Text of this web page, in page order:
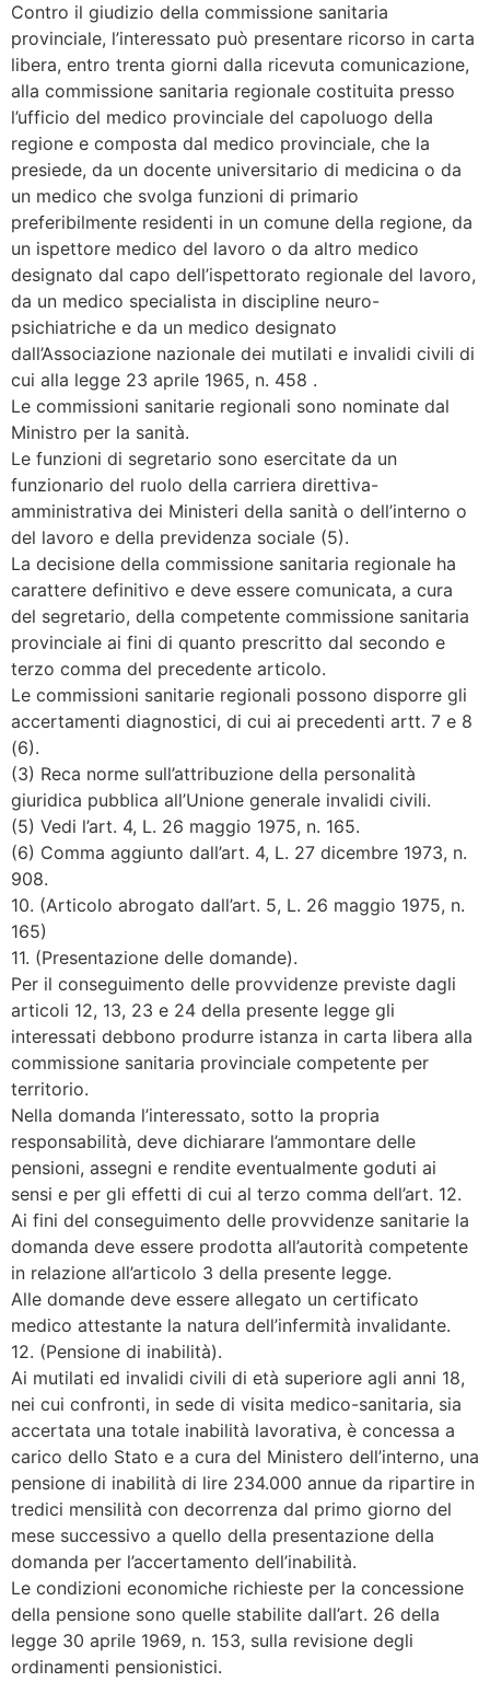
Contro il giudizio della commissione sanitaria
provinciale, l’interessato può presentare ricorso in carta
libera, entro trenta giorni dalla ricevuta comunicazione,
alla commissione sanitaria regionale costituita presso
l’ufficio del medico provinciale del capoluogo della
regione e composta dal medico provinciale, che la
presiede, da un docente universitario di medicina o da
un medico che svolga funzioni di primario
preferibilmente residenti in un comune della regione, da
un ispettore medico del lavoro o da altro medico
designato dal capo dell’ispettorato regionale del lavoro,
da un medico specialista in discipline neuro-
psichiatriche e da un medico designato
dall’Associazione nazionale dei mutilati e invalidi civili di
cui alla legge 23 aprile 1965, n. 458 .
Le commissioni sanitarie regionali sono nominate dal
Ministro per la sanità.
Le funzioni di segretario sono esercitate da un
funzionario del ruolo della carriera direttiva-
amministrativa dei Ministeri della sanità o dell’interno o
del lavoro e della previdenza sociale (5).
La decisione della commissione sanitaria regionale ha
carattere definitivo e deve essere comunicata, a cura
del segretario, della competente commissione sanitaria
provinciale ai fini di quanto prescritto dal secondo e
terzo comma del precedente articolo.
Le commissioni sanitarie regionali possono disporre gli
accertamenti diagnostici, di cui ai precedenti artt. 7 e 8
(6).
(3) Reca norme sull’attribuzione della personalità
giuridica pubblica all’Unione generale invalidi civili.
(5) Vedi l’art. 4, L. 26 maggio 1975, n. 165.
(6) Comma aggiunto dall’art. 4, L. 27 dicembre 1973, n.
908.
10. (Articolo abrogato dall’art. 5, L. 26 maggio 1975, n.
165)
11. (Presentazione delle domande).
Per il conseguimento delle provvidenze previste dagli
articoli 12, 13, 23 e 24 della presente legge gli
interessati debbono produrre istanza in carta libera alla
commissione sanitaria provinciale competente per
territorio.
Nella domanda l’interessato, sotto la propria
responsabilità, deve dichiarare l’ammontare delle
pensioni, assegni e rendite eventualmente goduti ai
sensi e per gli effetti di cui al terzo comma dell’art. 12.
Ai fini del conseguimento delle provvidenze sanitarie la
domanda deve essere prodotta all’autorità competente
in relazione all’articolo 3 della presente legge.
Alle domande deve essere allegato un certificato
medico attestante la natura dell’infermità invalidante.
12. (Pensione di inabilità).
Ai mutilati ed invalidi civili di età superiore agli anni 18,
nei cui confronti, in sede di visita medico-sanitaria, sia
accertata una totale inabilità lavorativa, è concessa a
carico dello Stato e a cura del Ministero dell’interno, una
pensione di inabilità di lire 234.000 annue da ripartire in
tredici mensilità con decorrenza dal primo giorno del
mese successivo a quello della presentazione della
domanda per l’accertamento dell’inabilità.
Le condizioni economiche richieste per la concessione
della pensione sono quelle stabilite dall’art. 26 della
legge 30 aprile 1969, n. 153, sulla revisione degli
ordinamenti pensionistici.